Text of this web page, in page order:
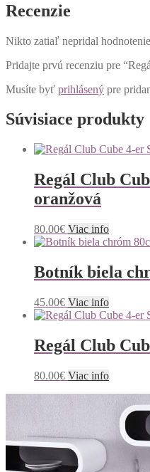
Recenzie
Nikto zatiaľ nepridal
Pridajte prvú recenziu pre
Musíte byť prihlásený pre
Súvisiace produkty
Regál Club
oranžová
80.00€ Viac info
Botník biela
45.00€ Viac info
Regál Club
80.00€ Viac info